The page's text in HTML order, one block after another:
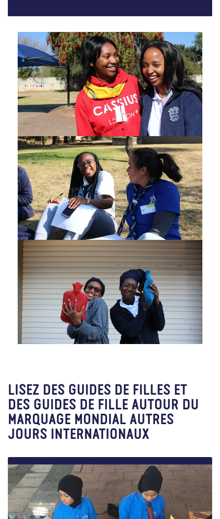
LISEZ DES GUIDES DE FILLES ET
DES GUIDES DE FILLE AUTOUR DU
MARQUAGE MONDIAL AUTRES
JOURS INTERNATIONAUX